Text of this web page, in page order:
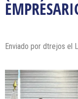
Enviado por dtrejos el